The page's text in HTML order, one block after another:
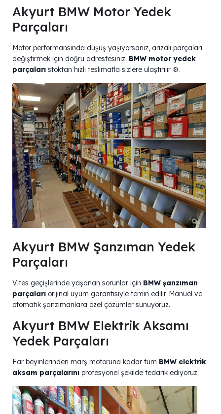
Akyurt BMW Motor Yedek
Parçaları
Motor performansında düşüş yaşıyorsanız, arızalı parçaları
değiştirmek için doğru adrestesiniz. BMW motor yedek
parçaları stoktan hızlı teslimatla sizlere ulaştırılır ⚙️.
Akyurt BMW Şanzıman Yedek
Parçaları
Vites geçişlerinde yaşanan sorunlar için BMW şanzıman
parçaları orijinal uyum garantisiyle temin edilir. Manuel ve
otomatik şanzımanlara özel çözümler sunuyoruz.
Akyurt BMW Elektrik Aksamı
Yedek Parçaları
Far beyinlerinden marş motoruna kadar tüm BMW elektrik
aksam parçalarını profesyonel şekilde tedarik ediyoruz.